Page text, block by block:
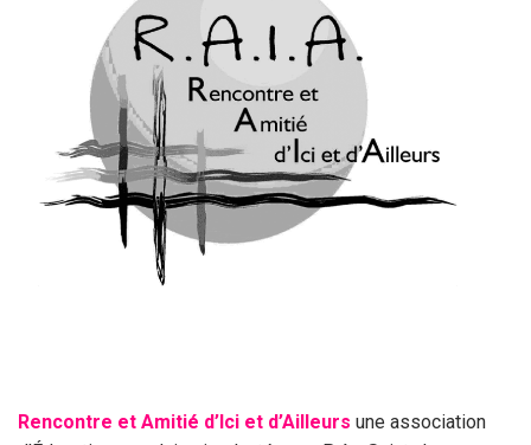
Rencontre et Amitié d’Ici et d’Ailleurs une association